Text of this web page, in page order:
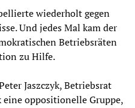
wiederholt gegen
Und jedes Mal kam der
Betriebsräten
zu Hilfe.
Jaszczyk, Betriebsrat
eine oppositionelle Gruppe,